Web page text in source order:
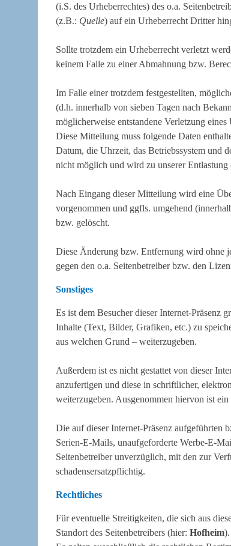
(i.S. des Urheberrechtes) des o.a.
(z.B.: Quelle) auf ein Urheberrecht Dritter
Sollte trotzdem ein Urheberrecht verletzt
keinem Falle zu einer Abmahnung bzw.
Im Falle einer trotzdem festgestellten,
(d.h. innerhalb von sieben Tagen nach
möglicherweise entstandene Verletzung
Diese Mitteilung muss folgende Daten
Datum, die Uhrzeit, das Betriebssystem und
nicht möglich und wird zu unserer
Nach Eingang dieser Mitteilung wird eine
vorgenommen und ggfls. umgehend
bzw. gelöscht.
Diese Änderung bzw. Entfernung wird ohne
gegen den o.a. Seitenbetreiber bzw. den
Sonstiges
Es ist dem Besucher dieser Internet-Präsenz
Inhalte (Text, Bilder, Grafiken, etc.) zu
aus welchen Grund – weiterzugeben.
Außerdem ist es nicht gestattet von dieser
anzufertigen und diese in schriftlicher,
weiterzugeben. Ausgenommen hiervon ist
Die auf dieser Internet-Präsenz aufgeführten
Serien-E-Mails, unaufgeforderte Werbe-E-
Seitenbetreiber unverzüglich, mit den zur
schadensersatzpflichtig.
Rechtliches
Für eventuelle Streitigkeiten, die sich aus
Standort des Seitenbetreibers (hier: Hofheim).